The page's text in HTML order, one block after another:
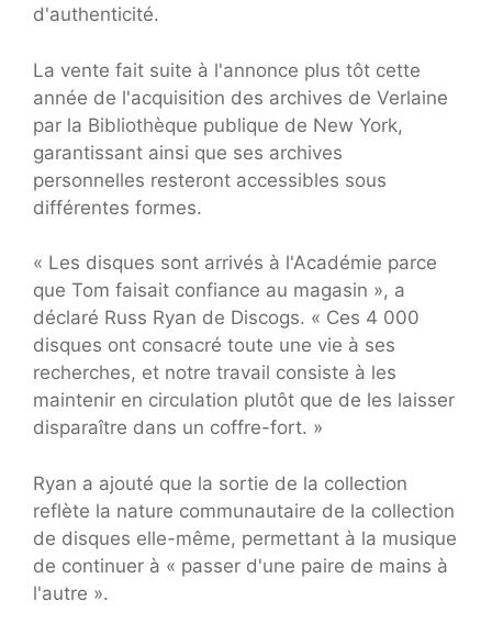
d'authenticité.
La vente fait suite à l'annonce plus tôt cette
année de l'acquisition des archives de Verlaine
par la Bibliothèque publique de New York,
garantissant ainsi que ses archives
personnelles resteront accessibles sous
différentes formes.
« Les disques sont arrivés à l'Académie parce
que Tom faisait confiance au magasin », a
déclaré Russ Ryan de Discogs. « Ces 4 000
disques ont consacré toute une vie à ses
recherches, et notre travail consiste à les
maintenir en circulation plutôt que de les laisser
disparaître dans un coffre-fort. »
Ryan a ajouté que la sortie de la collection
reflète la nature communautaire de la collection
de disques elle-même, permettant à la musique
de continuer à « passer d'une paire de mains à
l'autre ».